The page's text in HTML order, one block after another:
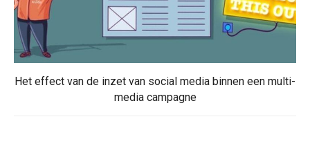
Het effect van de inzet van social media binnen een multi-
media campagne